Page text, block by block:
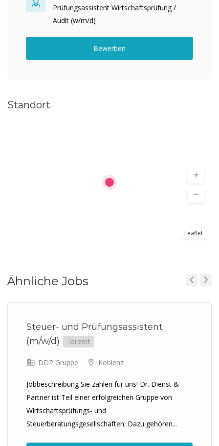
Prüfungsassistent Wirtschaftsprüfung /
Audit (w/m/d)
Bewerben
Standort
Leaflet
Ähnliche Jobs
Steuer- und Prüfungsassistent
(m/w/d)
Teilzeit
DDP Gruppe Koblenz
Jobbeschreibung Sie zählen für uns! Dr. Dienst &
Partner ist Teil einer erfolgreichen Gruppe von
Wirtschaftsprüfungs- und
Steuerberatungsgesellschaften. Dazu gehören...